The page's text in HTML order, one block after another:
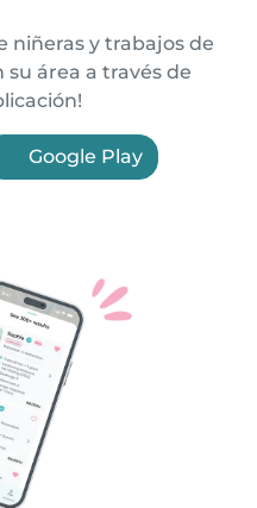
niñeras y trabajos de
su área a través de
Google Play